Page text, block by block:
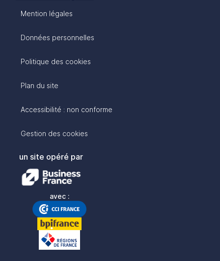
Mention légales
Données personnelles
Politique des cookies
Plan du site
Accessibilité : non conforme
Gestion des cookies
un site opéré par
avec :